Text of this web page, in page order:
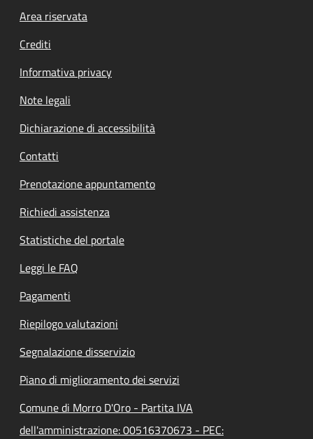
Footer menu
Area riservata
Crediti
Informativa privacy
Note legali
Dichiarazione di accessibilità
Contatti
Prenotazione appuntamento
Richiedi assistenza
Statistiche del portale
Leggi le FAQ
Pagamenti
Riepilogo valutazioni
Segnalazione disservizio
Piano di miglioramento dei servizi
Comune di Morro D'Oro - Partita IVA
dell'amministrazione: 00516370673 - PEC: